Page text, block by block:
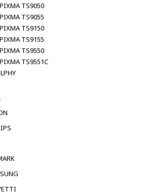
PIXMA TS9050
PIXMA TS9055
PIXMA TS9150
PIXMA TS9155
PIXMA TS9550
PIXMA TS9551C